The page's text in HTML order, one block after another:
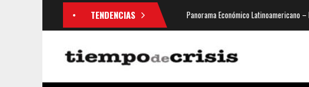
TENDENCIAS Panorama Económico Latinoamericano